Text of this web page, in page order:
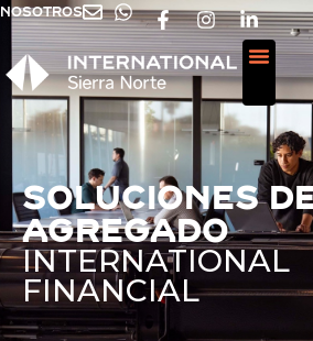
NOSOTROS
soluciones
agregado
INTERNATIONAL
FINANCIAL